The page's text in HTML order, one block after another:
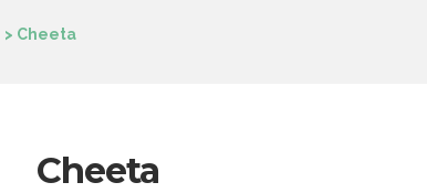
> Cheeta
Cheeta